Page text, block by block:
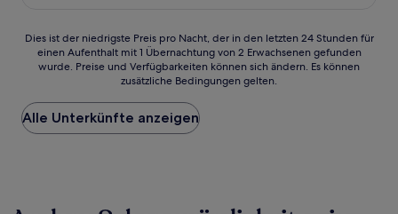
Dies
der
Preis
pro
Nacht,
Dies ist der niedrigste Preis pro Nacht, der in den letzten 24 Stunden für
einen Aufenthalt mit 1 Übernachtung von 2 Erwachsenen gefunden
wurde. Preise und Verfügbarkeiten können sich ändern. Es können
zusätzliche Bedingungen gelten.
Alle Unterkünfte anzeigen